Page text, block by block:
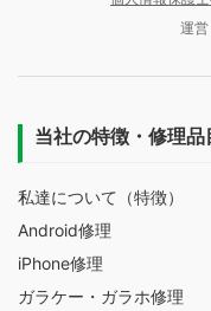
運営
当社の特徴・修理品
私達について（特徴）
Android修理
iPhone修理
ガラケー・ガラホ修理